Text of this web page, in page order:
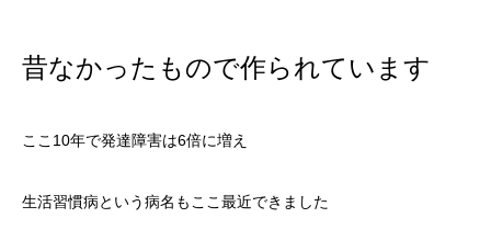
昔なかったもので作られています
ここ10年で発達障害は6倍に増え
生活習慣病という病名もここ最近できました